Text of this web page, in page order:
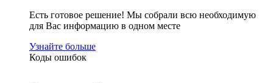
Есть готовое решение! Мы собрали всю необходимую
для Вас информацию в одном месте
Узнайте больше
Коды ошибок